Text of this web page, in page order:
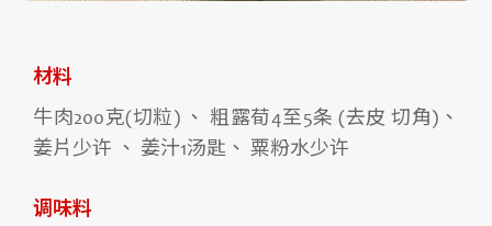
材料
牛肉200克(切粒) 、 粗露荀4至5条 (去皮 切角)、
姜片少许 、 姜汁1汤匙、 粟粉水少许
调味料